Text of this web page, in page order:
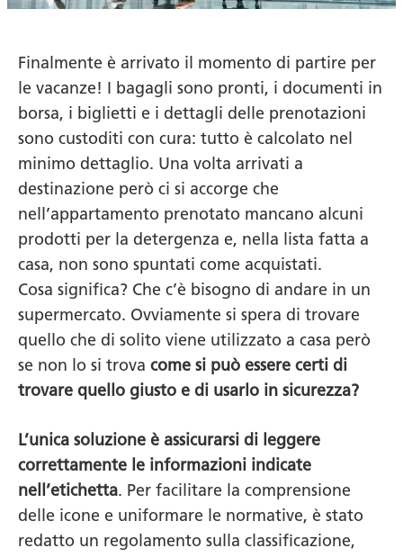
Finalmente è arrivato il momento di partire per
le vacanze! I bagagli sono pronti, i documenti in
borsa, i biglietti e i dettagli delle prenotazioni
sono custoditi con cura: tutto è calcolato nel
minimo dettaglio. Una volta arrivati a
destinazione però ci si accorge che
nell’appartamento prenotato mancano alcuni
prodotti per la detergenza e, nella lista fatta a
casa, non sono spuntati come acquistati.
Cosa significa? Che c’è bisogno di andare in un
supermercato. Ovviamente si spera di trovare
quello che di solito viene utilizzato a casa però
se non lo si trova come si può essere certi di
trovare quello giusto e di usarlo in sicurezza?
L’unica soluzione è assicurarsi di leggere
correttamente le informazioni indicate
nell’etichetta. Per facilitare la comprensione
delle icone e uniformare le normative, è stato
redatto un regolamento sulla classificazione,